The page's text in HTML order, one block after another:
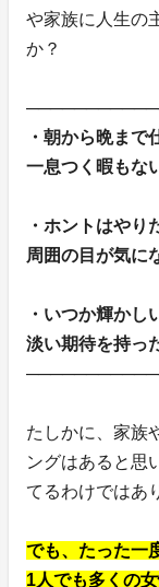
や家族に人生の
か？
・朝から晩まで
一息つく暇もな
・ホントはやり
周囲の目が気に
・いつか輝か
淡い期待を持っ
たしかに、家族
ングはあると思
てるわけではあ
でも、たった一
1人でも多くの